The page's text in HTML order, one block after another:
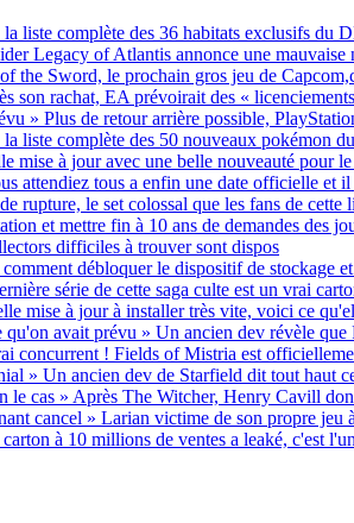
liste complète des 36 habitats exclusifs du
Legacy of Atlantis annonce une
the Sword, le prochain gros jeu de
son rachat, EA prévoirait des «
» Plus de retour arrière possible,
liste complète des 50 nouveaux pokémon
mise à jour avec une belle nouveauté pour
attendiez tous a enfin une date officielle et
rupture, le set colossal que les fans de
et mettre fin à 10 ans de demandes des
difficiles à trouver sont dispos
débloquer le dispositif de stockage
série de cette saga culte est un vrai
mise à jour à installer très vite, voici ce
qu'on avait prévu » Un ancien dev révèle
concurrent ! Fields of Mistria est
» Un ancien dev de Starfield dit tout haut
le cas » Après The Witcher, Henry Cavill
cancel » Larian victime de son propre jeu
à 10 millions de ventes a leaké, c'est